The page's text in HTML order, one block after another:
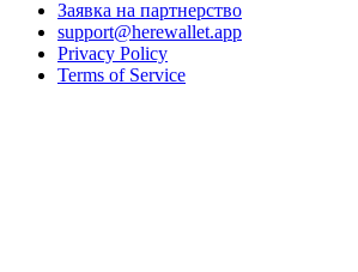
Заявка на партнерство
support@herewallet.app
Privacy Policy
Terms of Service